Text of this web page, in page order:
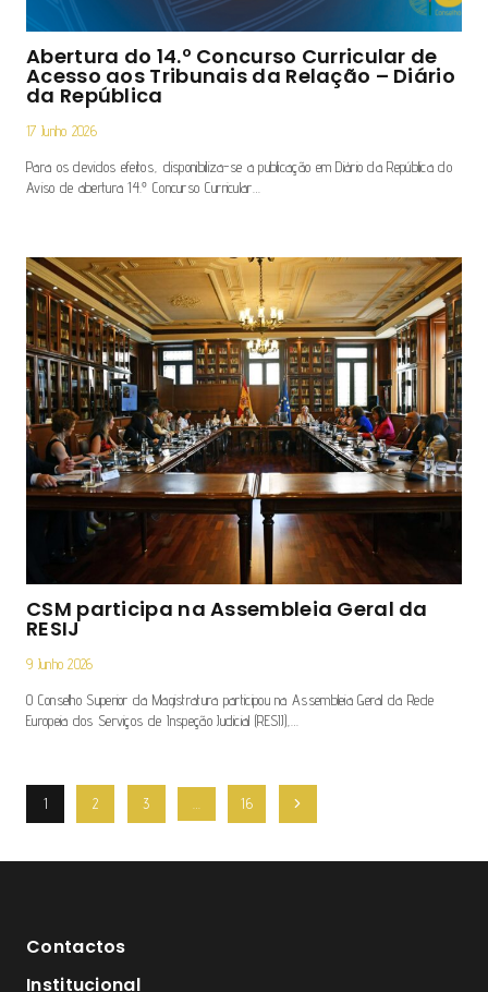
Abertura do 14.º Concurso Curricular de
Acesso aos Tribunais da Relação – Diário
da República
17 Junho 2026
Para os devidos efeitos, disponibiliza-se a publicação em Diário da República do
Aviso de abertura 14.º Concurso Curricular…
CSM participa na Assembleia Geral da
RESIJ
9 Junho 2026
O Conselho Superior da Magistratura participou na Assembleia Geral da Rede
Europeia dos Serviços de Inspeção Judicial (RESIJ),…
Navegação
De
Página
1 2 3 16
Página
Contactos
Institucional